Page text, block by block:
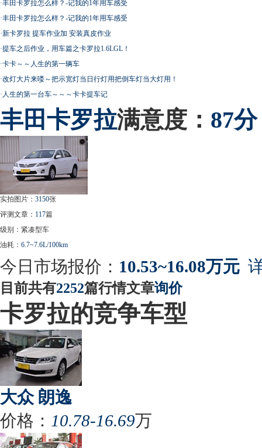
·丰田卡罗拉怎么样？-记我的1年用车感受
·丰田卡罗拉怎么样？-记我的1年用车感受
·新卡罗拉 提车作业加 安装真皮作业
·提车之后作业，用车篇之卡罗拉1.6LGL！
·卡卡～～人生的第一辆车
·改灯大片来喽～把示宽灯当日行灯用把倒车灯当大灯用！
· 人生的第一台车～～～卡卡提车记
丰田 卡罗拉满意度： 87分
实拍图片： 3150张
评测文章： 117篇
级别：紧凑型车
油耗： 6.7~7.6L/100km
今日市场报价： 10.53~16.08万元
目前共有2252篇行情文章询价
卡罗拉的竞争车型
大众 朗逸
价格： 10.78-16.69万